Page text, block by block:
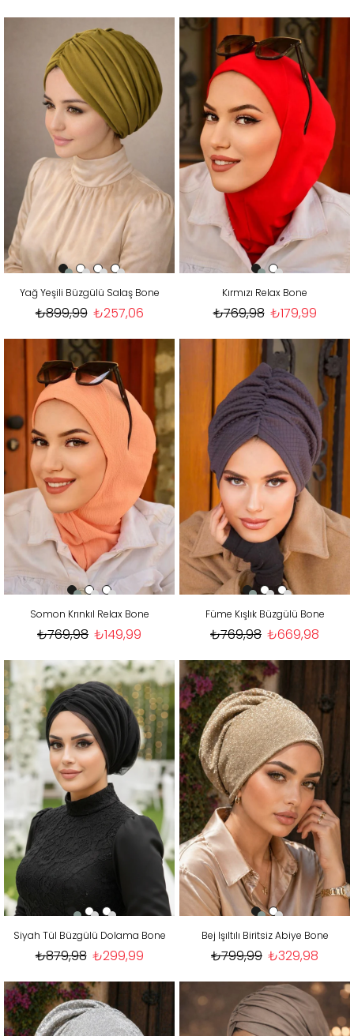
Yağ Yeşili Büzgülü Salaş Bone
₺257,06
₺899,99
Kırmızı Relax Bone
₺179,99
₺769,98
Somon Krınkıl Relax Bone
₺149,99
₺769,98
Füme Kışlık Büzgülü Bone
₺669,98
₺769,98
Siyah Tül Büzgülü Dolama Bone
₺299,99
₺879,98
Bej Işıltılı Biritsiz Abiye Bone
₺329,98
₺799,99